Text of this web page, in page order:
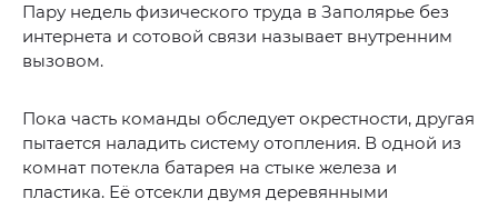
Пару недель физического труда в Заполярье без
интернета и сотовой связи называет внутренним
вызовом.
Пока часть команды обследует окрестности, другая
пытается наладить систему отопления. В одной из
комнат потекла батарея на стыке железа и
пластика. Её отсекли двумя деревянными